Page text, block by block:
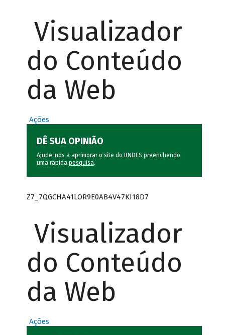
Visualizador
do Conteúdo
da Web
Ações
DÊ SUA OPINIÃO
Ajude-nos a aprimorar o site do BNDES preenchendo
uma rápida pesquisa.
Z7_7QGCHA41LOR9E0AB4V47KI18D7
Visualizador
do Conteúdo
da Web
Ações